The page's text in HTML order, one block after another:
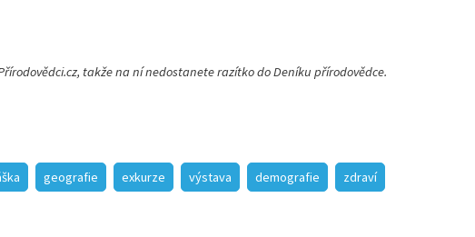
takže na ní nedostanete razítko do Deníku přírodovědce.
geografie exkurze výstava demografie zdraví